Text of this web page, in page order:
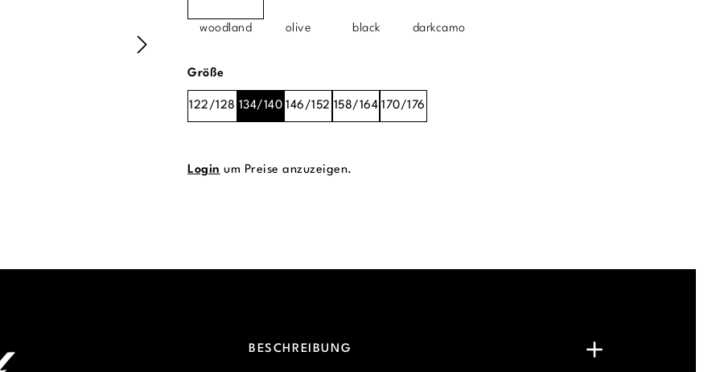
woodland olive black darkcamo
Größeauswählen
122/128 134/140 146/152 158/164 170/176
Login um Preise anzuzeigen.
BESCHREIBUNG